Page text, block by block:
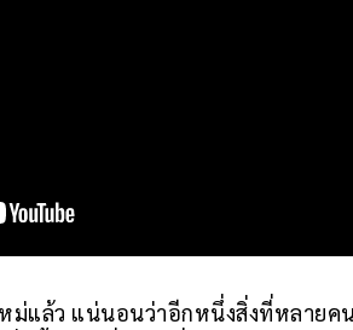
ม่แล้ว แน่นอนว่าอีกหนึ่งสิ่งที่หลายค